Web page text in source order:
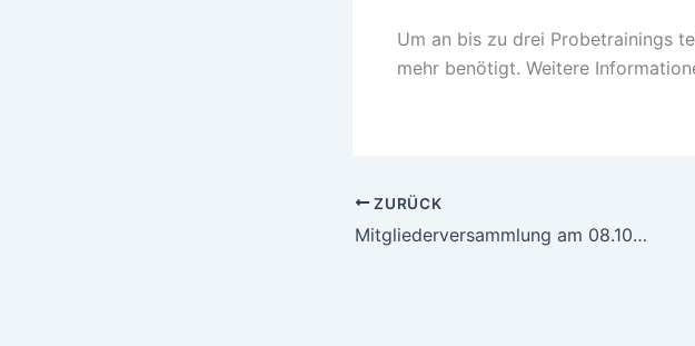
Um an bis zu drei Probetrainings
mehr benötigt. Weitere
ZURÜCK
Mitgliederversammlung am 08.10.2024